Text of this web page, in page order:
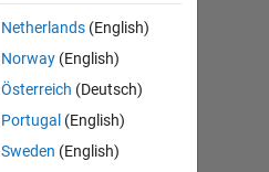
Netherlands (English)
Norway (English)
Österreich (Deutsch)
Portugal (English)
Sweden (English)